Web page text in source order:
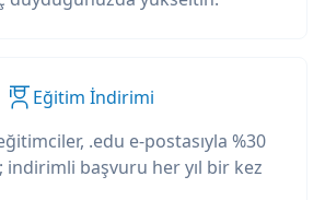
Eğitim İndirimi
.edu e-postasıyla %30
başvuru her yıl bir kez